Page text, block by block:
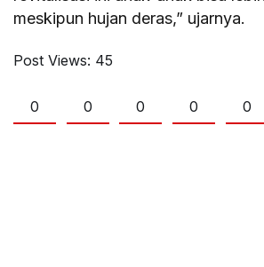
meskipun hujan deras,” ujarnya.
Post Views: 45
0 0 0 0 0